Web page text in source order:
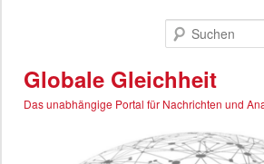
Globale Gleichheit
Das unabhängige Portal für Nachrichten und